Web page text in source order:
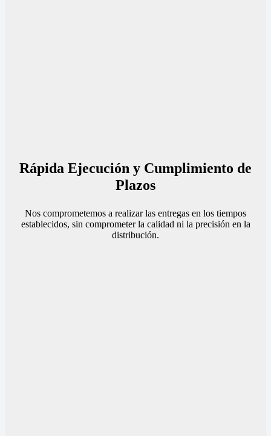
Rápida Ejecución y Cumplimiento de
Plazos
Nos comprometemos a realizar las entregas en los tiempos
establecidos, sin comprometer la calidad ni la precisión en la
distribución.